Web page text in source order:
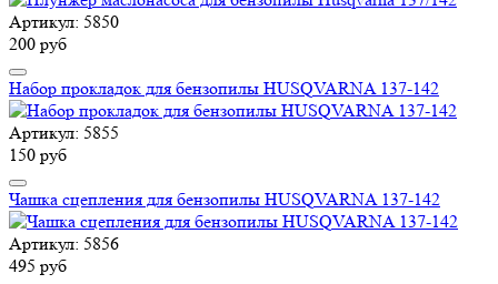
Артикул: 5850
200 руб
Набор прокладок для бензопилы HUSQVARNA 137-142
Артикул: 5855
150 руб
Чашка сцепления для бензопилы HUSQVARNA 137-142
Артикул: 5856
495 руб